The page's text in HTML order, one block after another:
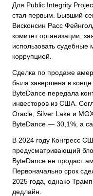
Для Public Integrity
стал первым. Бывший
Висконсин Расс
комитет организации,
использовать
коррупцией.
Сделка по продаже
была завершена в
ByteDance передала
инвесторов из США.
Oracle Silver Lake и
ByteDance — 30,1%, а
В 2024 году Конгресс
предусматривающий
ByteDance не продаст
Первоначально срок
2025 года, однако
дедлайн.